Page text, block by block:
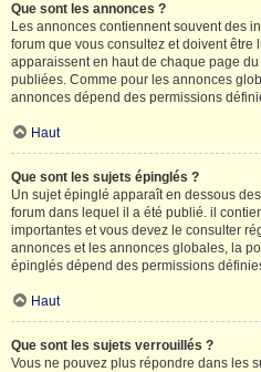
Que sont les annonces ?
Les annonces contiennent souvent des
forum que vous consultez et doivent
apparaissent en haut de chaque page
publiées. Comme pour les annonces
annonces dépend des permissions
Haut
Que sont les sujets épinglés ?
Un sujet épinglé apparaît en dessous
forum dans lequel il a été publié. il
importantes et vous devez le consulter
annonces et les annonces globales, la
épinglés dépend des permissions
Haut
Que sont les sujets verrouillés ?
Vous ne pouvez plus répondre dans les